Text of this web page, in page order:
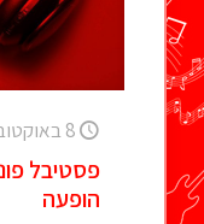
8 באוקטובר 2007
הופעה